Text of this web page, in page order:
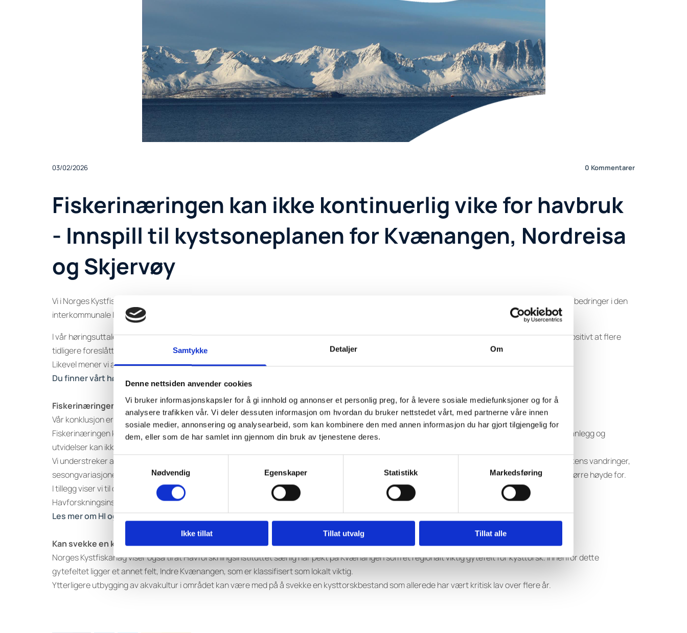
Samtykke Detaljer Om
Denne nettsiden anvender cookies
Vi bruker informasjonskapsler for å gi innhold og annonser et personlig preg, for å levere sosiale mediefunksjoner og for å
analysere trafikken vår. Vi deler dessuten informasjon om hvordan du bruker nettstedet vårt, med partnerne våre innen
sosiale medier, annonsering og analysearbeid, som kan kombinere den med annen informasjon du har gjort tilgjengelig for
dem, eller som de har samlet inn gjennom din bruk av tjenestene deres.
Samtykkevalg
Nødvendig
Egenskaper Statistikk Markedsføring
Ikke tillat Tillat utvalg Tillat alle
03/02/2026 0 Kommentarer
Fiskerinæringen kan ikke kontinuerlig vike for havbruk
- Innspill til kystsoneplanen for Kvænangen, Nordreisa
og Skjervøy
Vi i Norges Kystfiskarlag er bekymret over hvordan fiskeriinteressene i Kvænangen, Nordreisa og Skjervøy skal ivaretas i årene fremover, tross forbedringer i den
interkommunale kystsoneplanen som nå har vært på andregangshøring.
I vår høringsuttalelse til «revidert forslag til interkommunal kystsoneplan for Kvænangen, Nordreisa og Skjervøy» påpeker vi at vi ser på det som positivt at flere
tidligere foreslåtte akvakulturlokaliteter er fjernet fra planforslaget.
Likevel mener vi at planforslaget gjør for lite for å ivareta fiskeriinteresser og å redusere den samlede belastningen på kystsonen.
Du finner vårt høringssvar her.
Fiskerinæringen kan ikke alltid vike
Vår konklusjon er klar: Grensen er nådd.
Fiskerinæringen kan ikke kontinuerlig vike for havbruk uten at dette får irreversible konsekvenser. Videre tap av fiskeområder gjennom nye åpne anlegg og
utvidelser kan ikke aksepteres.
Vi understreker at fiskerinæringen er en fornybar, langsiktig og arealkrevende næring som er avhengig av et friskt og bærekraftig økosystem. Fiskens vandringer,
sesongvariasjoner, samt vær-, vind- og strømforhold avgjør hvor fisket til enhver tid kan og må foregå. Dette mener vi at Kystsoneplanen må ta større høyde for.
I tillegg viser vi til de store miljømessige utfordringene fra akvakultur, hvilket kystsoneplanen etter vår mening ikke tar tilstrekkelig høyde for.
Havforskningsinstituttets forskning er klar på at oppdrettsnæringen stadig har store utfordringer med både sykdom og utslipp.
Les mer om HI og oppdrett her.
Kan svekke en kritisk lav kysttorskbestand
Norges Kystfiskarlag viser også til at Havforskningsinstituttet særlig har pekt på Kvænangen som et regionalt viktig gytefelt for kysttorsk. Innenfor dette
gytefeltet ligger et annet felt, Indre Kvænangen, som er klassifisert som lokalt viktig.
Ytterligere utbygging av akvakultur i området kan være med på å svekke en kysttorskbestand som allerede har vært kritisk lav over flere år.